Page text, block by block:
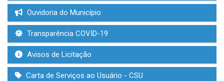
Ouvidoria do Município
Transparência COVID-19
Avisos de Licitação
Carta de Serviços ao Usuário - CSU